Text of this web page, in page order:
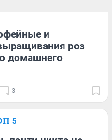
и
роз
домашнего
3
5